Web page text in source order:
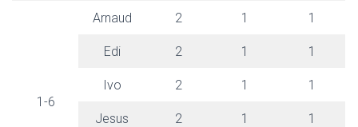
1-6
Arnaud 2 1 1
Edi 2 1 1
Ivo 2 1 1
Jesus 2 1 1